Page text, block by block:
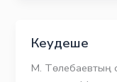
Кеудеше
М. Төлебаевтың